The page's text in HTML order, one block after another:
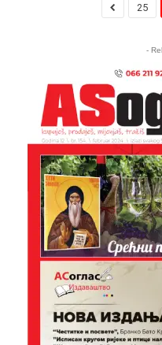
25
-